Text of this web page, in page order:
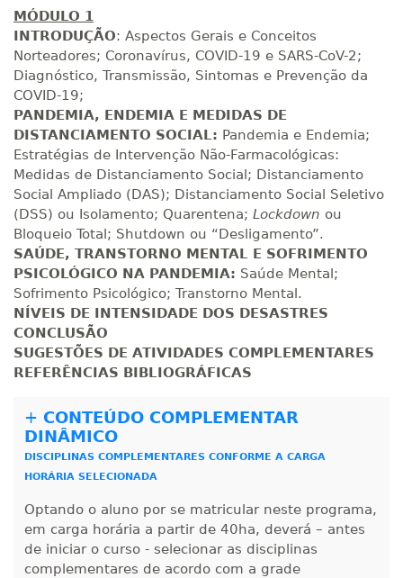
MÓDULO 1
INTRODUÇÃO: Aspectos Gerais e Conceitos
Norteadores; Coronavírus, COVID-19 e SARS-CoV-2;
Diagnóstico, Transmissão, Sintomas e Prevenção da
COVID-19;
PANDEMIA, ENDEMIA E MEDIDAS DE
DISTANCIAMENTO SOCIAL: Pandemia e Endemia;
Estratégias de Intervenção Não-Farmacológicas:
Medidas de Distanciamento Social; Distanciamento
Social Ampliado (DAS); Distanciamento Social Seletivo
(DSS) ou Isolamento; Quarentena; Lockdown ou
Bloqueio Total; Shutdown ou “Desligamento”.
SAÚDE, TRANSTORNO MENTAL E SOFRIMENTO
PSICOLÓGICO NA PANDEMIA: Saúde Mental;
Sofrimento Psicológico; Transtorno Mental.
NÍVEIS DE INTENSIDADE DOS DESASTRES
CONCLUSÃO
SUGESTÕES DE ATIVIDADES COMPLEMENTARES
REFERÊNCIAS BIBLIOGRÁFICAS
+ CONTEÚDO COMPLEMENTAR
DINÂMICO
DISCIPLINAS COMPLEMENTARES CONFORME A CARGA
HORÁRIA SELECIONADA
Optando o aluno por se matricular neste programa,
em carga horária a partir de 40ha, deverá – antes
de iniciar o curso - selecionar as disciplinas
complementares de acordo com a grade